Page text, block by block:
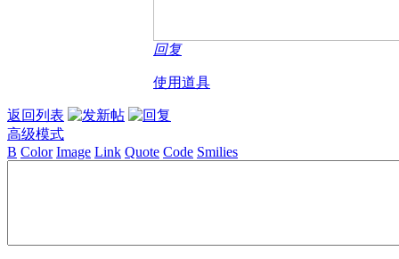
回复
使用道具
返回列表
高级模式
B Color Image Link Quote Code Smilies